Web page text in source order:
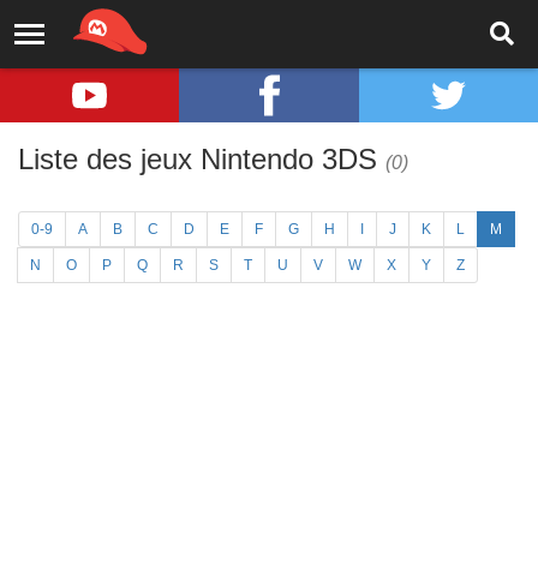
Liste des jeux Nintendo 3DS (0)
0-9 A B C D E F G H J K L M
N O P Q R S T U V W X Y Z